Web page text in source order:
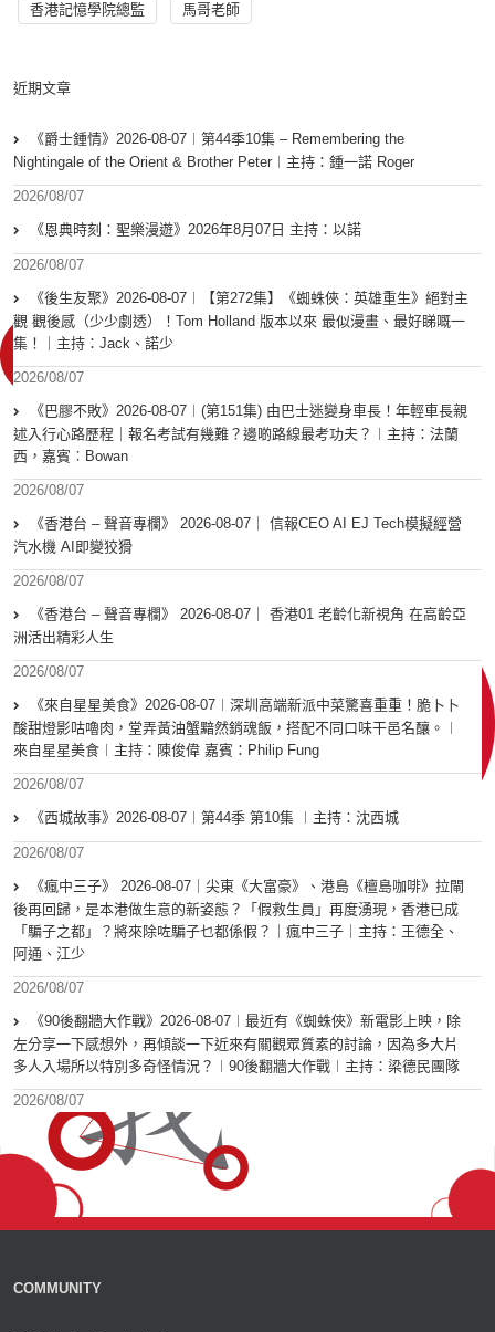
香港記憶學院總監 馬哥老師
近期文章
《爵士鍾情》2026-08-07︱第44季10集 – Remembering the
Nightingale of the Orient & Brother Peter︱主持：鍾一諾 Roger
2026/08/07
《恩典時刻：聖樂漫遊》2026年8月07日 主持：以諾
2026/08/07
《後生友聚》2026-08-07︱【第272集】《蜘蛛俠：英雄重生》絕對主
觀 觀後感（少少劇透）！Tom Holland 版本以來 最似漫畫、最好睇嘅一
集！｜主持：Jack、諾少
2026/08/07
《巴膠不敗》2026-08-07︱(第151集) 由巴士迷變身車長！年輕車長親
述入行心路歷程｜報名考試有幾難？邊啲路線最考功夫？︱主持：法蘭
西，嘉賓︰Bowan
2026/08/07
《香港台 – 聲音專欄》 2026-08-07｜ 信報CEO AI EJ Tech模擬經營
汽水機 AI即變狡猾
2026/08/07
《香港台 – 聲音專欄》 2026-08-07｜ 香港01 老齡化新視角 在高齡亞
洲活出精彩人生
2026/08/07
《來自星星美食》2026-08-07︱深圳高端新派中菜驚喜重重！脆卜卜
酸甜燈影咕嚕肉，堂弄黃油蟹黯然銷魂飯，搭配不同口味干邑名釀。︱
來自星星美食︱主持：陳俊偉 嘉賓：Philip Fung
2026/08/07
《西城故事》2026-08-07︱第44季 第10集 ︱主持：沈西城
2026/08/07
《瘋中三子》 2026-08-07｜尖東《大富豪》、港島《檀島咖啡》拉閘
後再回歸，是本港做生意的新姿態？「假救生員」再度湧現，香港已成
「騙子之都」？將來除咗騙子乜都係假？｜瘋中三子｜主持：王德全、
阿通、江少
2026/08/07
《90後翻牆大作戰》2026-08-07︱最近有《蜘蛛俠》新電影上映，除
左分享一下感想外，再傾談一下近來有關觀眾質素的討論，因為多大片
多人入場所以特別多奇怪情況？︱90後翻牆大作戰︱主持：梁德民團隊
2026/08/07
COMMUNITY